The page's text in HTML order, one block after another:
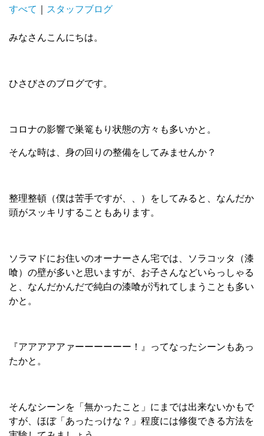
すべて
スタッフブログ
みなさんこんにちは。
ひさびさのブログです。
コロナの影響で巣篭もり状態の方々も多いかと。
そんな時は、身の回りの整備をしてみませんか？
整理整頓（僕は苦手ですが、、）をしてみると、なんだか
頭がスッキリすることもあります。
ソラマドにお住いのオーナーさん宅では、ソラコッタ（漆
喰）の壁が多いと思いますが、お子さんなどいらっしゃる
と、なんだかんだで純白の漆喰が汚れてしまうことも多い
かと。
『アアアアアァーーーーーー！』ってなったシーンもあっ
たかと。
そんなシーンを「無かったこと」にまでは出来ないかもで
すが、ほぼ「あったっけな？」程度には修復できる方法を